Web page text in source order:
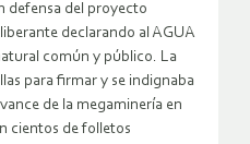
defensa del proyecto
declarando al AGUA
común y público. La
para firmar y se indignaba
de la megaminería en
cientos de folletos